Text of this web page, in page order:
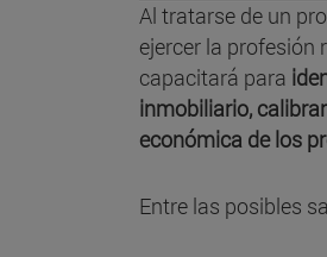
Al tratarse de un
ejercer la profesión
capacitará para
inmobiliario,
económica de los
Entre las posibles